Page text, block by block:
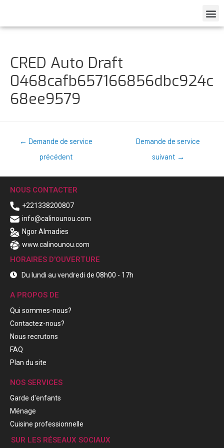
CRED Auto Draft
0468cafb657166856dbc924c
68ee9579
← Demande de service
précédent
Demande de service
suivant →
NOUS CONTACTER
+221338200807
info@calinounou.com
Ngor Almadies
www.calinounou.com
HORAIRES D'OUVERTURE
Du lundi au vendredi de 08h00 - 17h
A PROPOS DE
Qui sommes-nous?
Contactez-nous?
Nous recrutons
FAQ
Plan du site
NOS SERVICES
Garde d'enfants
Ménage
Cuisine professionnelle
SUR LES RÉSEAUX SOCIAUX